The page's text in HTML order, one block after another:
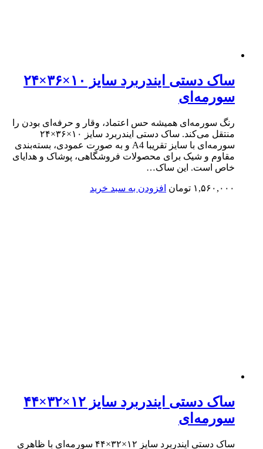
ساک دستی ایندربرد سایز ۱۰×۳۶×۲۴
سورمه‌ای
رنگ سورمه‌ای همیشه حس اعتماد، وقار و حرفه‌ای بودن را
منتقل می‌کند. ساک دستی ایندربرد سایز ۱۰×۳۶×۲۴
سورمه‌ای با سایز تقریبا A4 و به صورت عمودی، بسته‌بندی‌
مقاوم و شیک برای محصولات فروشگاهی، پوشاک و هدایای
خاص است. این ساک…
۱,۵۶۰,۰۰۰ تومان افزودن به سبد خرید
ساک دستی ایندربرد سایز ۱۲×۳۲×۴۴
سورمه‌ای
ساک دستی ایندربرد سایز ۱۲×۳۲×۴۴ سورمه‌ای با ظاهری